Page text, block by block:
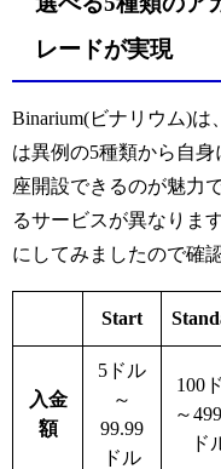
レードが実現
Binarium(ビナリウム)
は異例の5種類から自
座開設できるのが魅力
るサービスが異なりま
にしてみましたので確
Start
入金
額
5ドル
～
99.99
ドル
100
～
ド